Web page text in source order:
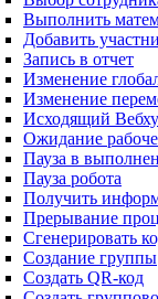
Выполнить
Добавить
Запись в отчет
Изменение
Изменение
Исходящий
Ожидание
Пауза в
Пауза робота
Получить
Прерывание
Сгенерировать
Создание группы
Создать QR-код